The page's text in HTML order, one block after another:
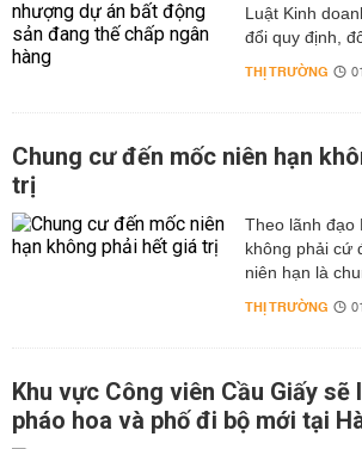
Luật Kinh
đổi quy định,
THỊ TRƯỜNG
Chung cư đến mốc niên hạn
trị
Theo lãnh đạo
không phải cứ
niên hạn là
THỊ TRƯỜNG
Khu vực Công viên Cầu Giấy sẽ
pháo hoa và phố đi bộ mới tại